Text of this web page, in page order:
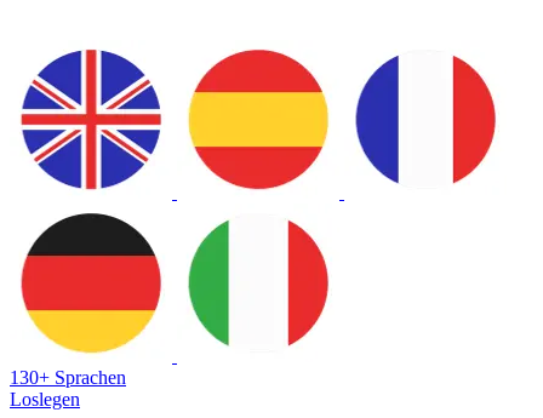
130+ Sprachen
Loslegen